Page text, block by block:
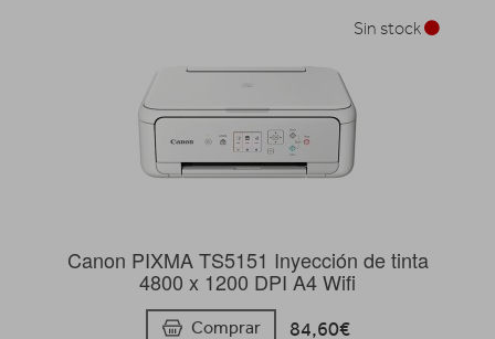
Canon PIXMA TS5151 Inyección de tinta
4800 x 1200 DPI A4 Wifi
Comprar 84,60€
Sin stock